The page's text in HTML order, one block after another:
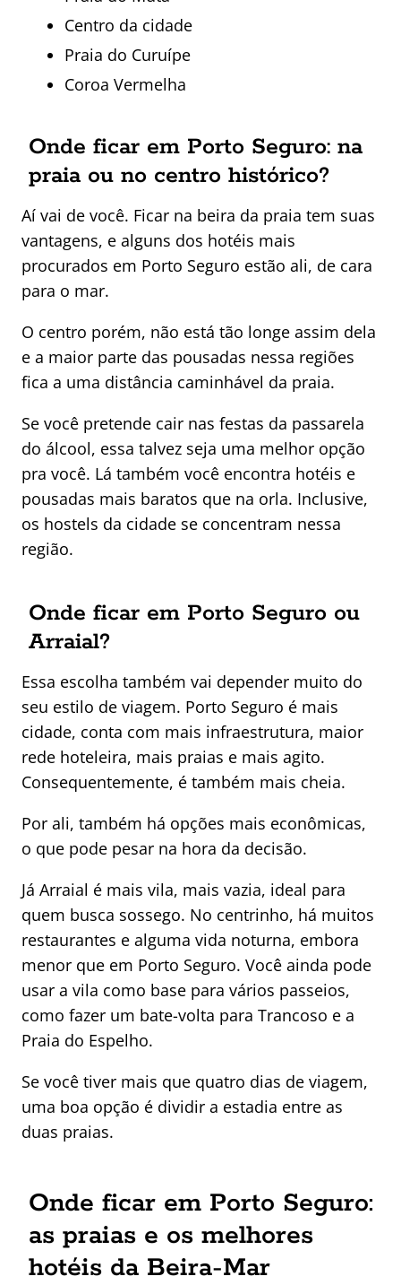
Centro da cidade
Praia do Curuípe
Coroa Vermelha
Onde ficar em Porto Seguro: na
praia ou no centro histórico?
Aí vai de você. Ficar na beira da praia tem suas
vantagens, e alguns dos hotéis mais
procurados em Porto Seguro estão ali, de cara
para o mar.
O centro porém, não está tão longe assim dela
e a maior parte das pousadas nessa regiões
fica a uma distância caminhável da praia.
Se você pretende cair nas festas da passarela
do álcool, essa talvez seja uma melhor opção
pra você. Lá também você encontra hotéis e
pousadas mais baratos que na orla. Inclusive,
os hostels da cidade se concentram nessa
região.
Onde ficar em Porto Seguro ou
Arraial?
Essa escolha também vai depender muito do
seu estilo de viagem. Porto Seguro é mais
cidade, conta com mais infraestrutura, maior
rede hoteleira, mais praias e mais agito.
Consequentemente, é também mais cheia.
Por ali, também há opções mais econômicas,
o que pode pesar na hora da decisão.
Já Arraial é mais vila, mais vazia, ideal para
quem busca sossego. No centrinho, há muitos
restaurantes e alguma vida noturna, embora
menor que em Porto Seguro. Você ainda pode
usar a vila como base para vários passeios,
como fazer um bate-volta para Trancoso e a
Praia do Espelho.
Se você tiver mais que quatro dias de viagem,
uma boa opção é dividir a estadia entre as
duas praias.
Onde ficar em Porto Seguro:
as praias e os melhores
hotéis da Beira-Mar